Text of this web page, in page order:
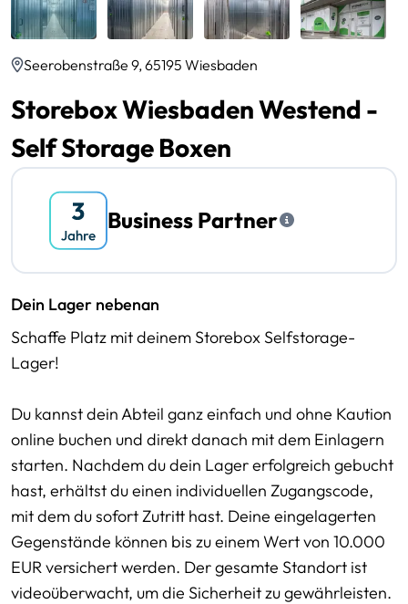
Seerobenstraße 9, 65195 Wiesbaden
Storebox Wiesbaden Westend -
Self Storage Boxen
Business Partner
Dein Lager nebenan
Schaffe Platz mit deinem Storebox Selfstorage-
Lager!
Du kannst dein Abteil ganz einfach und ohne Kaution
online buchen und direkt danach mit dem Einlagern
starten. Nachdem du dein Lager erfolgreich gebucht
hast, erhältst du einen individuellen Zugangscode,
mit dem du sofort Zutritt hast. Deine eingelagerten
Gegenstände können bis zu einem Wert von 10.000
EUR versichert werden. Der gesamte Standort ist
videoüberwacht, um die Sicherheit zu gewährleisten.